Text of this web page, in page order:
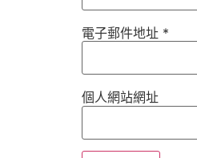
電子郵件地址 *
個人網站網址